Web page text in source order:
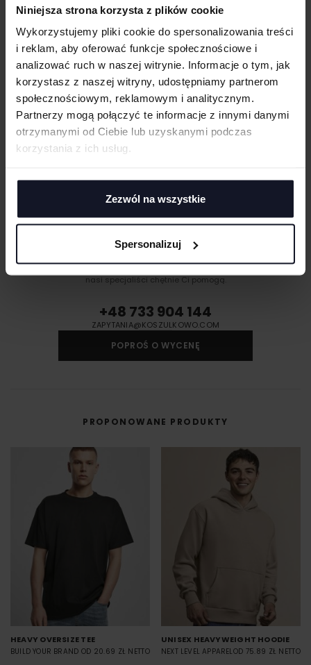
Niniejsza strona korzysta z plików cookie
Wykorzystujemy pliki cookie do spersonalizowania treści
i reklam, aby oferować funkcje społecznościowe i
analizować ruch w naszej witrynie. Informacje o tym, jak
korzystasz z naszej witryny, udostępniamy partnerom
społecznościowym, reklamowym i analitycznym.
Partnerzy mogą połączyć te informacje z innymi danymi
otrzymanymi od Ciebie lub uzyskanymi podczas
korzystania z ich usług.
Zezwól na wszystkie
Spersonalizuj
Podwójny szew u dołu koszulki
Długi, wąski fason
GRAMATURA I SKŁAD
CERTYFIKATY
TECHNIKI ZDOBIENIA
wyniku otrzymujemy charakterystyczne, trójwymiarowe wzory.
Sitodruk
większych seriach. Idealny do koszulek, bluz i odzieży firmowej,
Flex/Flock
torbach, parasolach, odzieży roboczej i innych tekstyliach.
Druk cyfrowy (DTG - Direct to Gourment) to metoda zdobienia,
umożliwiająca na bezpośredni nadruk z pliku cyfrowego na odzieży lub
FILM - https://www.youtube.com/watch?v=hQHB5Np5ooY
W:
cm | SZ:
WGRAJ GRAFIKĘ
UWAGI
DODAJ
MASZ PYTANIA? ZAPYTAJ SPECJALISTĘ
Jeśli masz pytania odnośnie naszych produktów, zdobień lub współpracy,
nasi specjaliści chętnie Ci pomogą.
+48 733 904 144
ZAPYTANIA@KOSZULKOWO.COM
POPROŚ O WYCENĘ
PROPONOWANE PRODUKTY
HEAVY OVERSIZE TEE
BUILD YOUR BRAND OD 20.69 ZŁ NETTO
UNISEX HEAVYWEIGHT HOODIE
NEXT LEVEL APPARELOD 75.89 ZŁ NETTO